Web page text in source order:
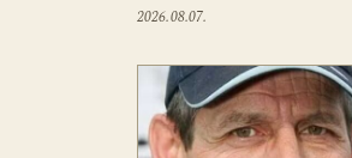
2026.08.07.